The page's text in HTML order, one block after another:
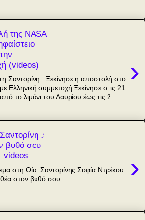
της NASA
(videos)
›
Σαντορίνη : Ξεκίνησε η αποστολή στο
Ελληνική συμμετοχή Ξεκίνησε στις 21
το λιμάνι του Λαυρίου έως τις 2...
♪
βυθό σου
videos
›
στη Οία Σαντορίνης Σοφία Ντρέκου
θέα στον βυθό σου